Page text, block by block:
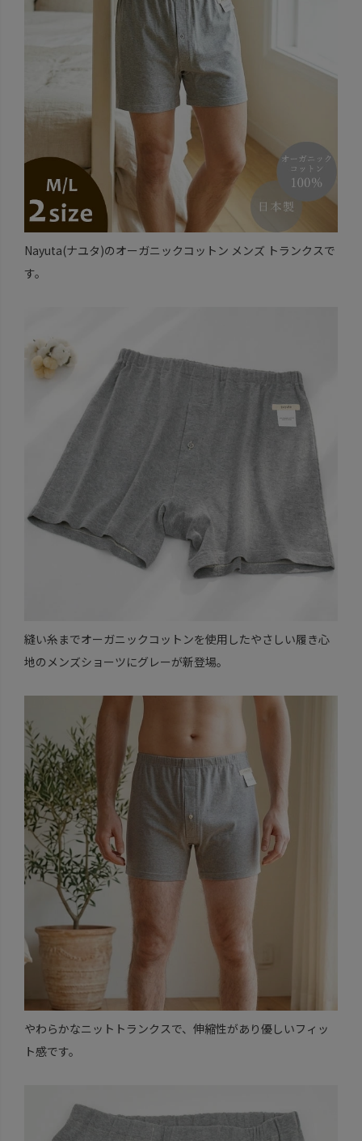
Nayuta(ナユタ)のオーガニックコットン メンズ トランクスで
す。
縫い糸までオーガニックコットンを使用したやさしい履き心
地のメンズショーツにグレーが新登場。
やわらかなニットトランクスで、伸縮性があり優しいフィッ
ト感です。